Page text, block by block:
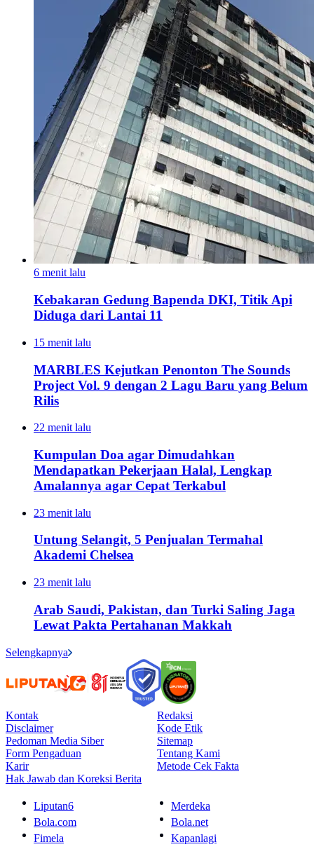
6 menit lalu
Kebakaran Gedung Bapenda DKI, Titik Api
Diduga dari Lantai 11
15 menit lalu
MARBLES Kejutkan Penonton The Sounds
Project Vol. 9 dengan 2 Lagu Baru yang Belum
Rilis
22 menit lalu
Kumpulan Doa agar Dimudahkan
Mendapatkan Pekerjaan Halal, Lengkap
Amalannya agar Cepat Terkabul
23 menit lalu
Untung Selangit, 5 Penjualan Termahal
Akademi Chelsea
23 menit lalu
Arab Saudi, Pakistan, dan Turki Saling Jaga
Lewat Pakta Pertahanan Makkah
Selengkapnya
Kontak
Redaksi
Disclaimer
Kode Etik
Pedoman Media Siber
Sitemap
Form Pengaduan
Tentang Kami
Karir
Metode Cek Fakta
Hak Jawab dan Koreksi Berita
Liputan6
Merdeka
Bola.com
Bola.net
Fimela
Kapanlagi